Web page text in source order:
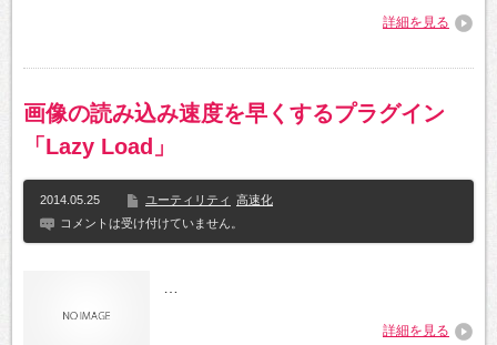
詳細を見る
画像の読み込み速度を早くするプラグイン
「Lazy Load」
2014.05.25 ユーティリティ 高速化
コメントは受け付けていません。
詳細を見る